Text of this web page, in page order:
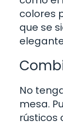
colores
que se
No
mesa.
rústicos